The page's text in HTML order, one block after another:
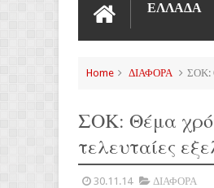
ΕΛΛΑΔΑ
Home ΔΙΑΦΟΡΑ ΣΟΚ:
ΣΟΚ: Θέμα
τελευταίες
30.11.14 ΔΙΑΦΟΡΑ